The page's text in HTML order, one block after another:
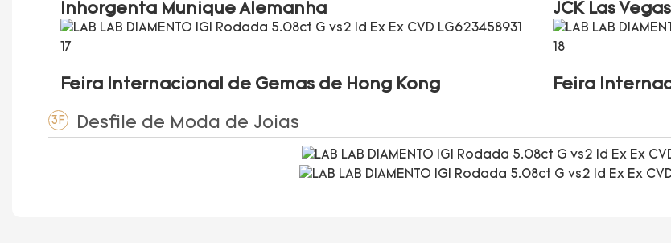
Inhorgenta Munique Alemanha JCK Las
Feira Internacional de Gemas de Hong Kong Feira
3F Desfile de Moda de Joias